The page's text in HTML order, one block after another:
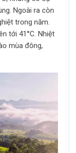
Ngoài ra còn
trong năm.
tới 41°C. Nhiệt
mùa đông,